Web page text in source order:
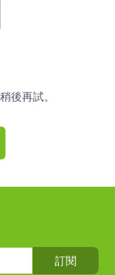
後再試。
訂閱